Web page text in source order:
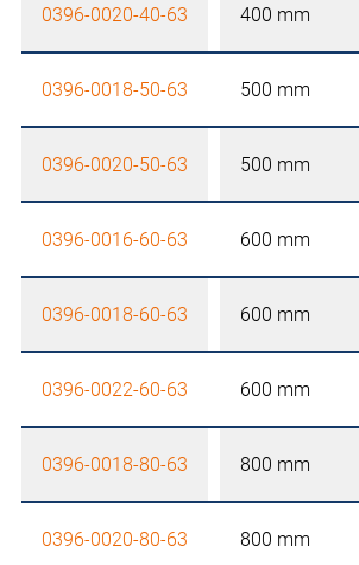
0396-0020-40-63 400 mm
0396-0018-50-63 500 mm
0396-0020-50-63 500 mm
0396-0016-60-63 600 mm
0396-0018-60-63 600 mm
0396-0022-60-63 600 mm
0396-0018-80-63 800 mm
0396-0020-80-63 800 mm